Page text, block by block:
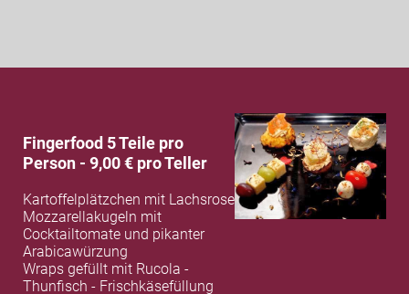
Fingerfood 5 Teile pro
Person - 9,00 € pro Teller
Kartoffelplätzchen mit Lachsrose
Mozzarellakugeln mit
Cocktailtomate und pikanter
Arabicawürzung
Wraps gefüllt mit Rucola -
Thunfisch - Frischkäsefüllung